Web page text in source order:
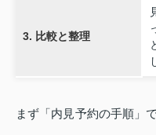
3. 比較と整理
まず「内見予約の手順」